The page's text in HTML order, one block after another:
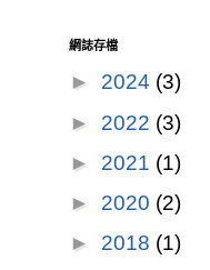
網誌存檔
► 2024 (3)
► 2022 (3)
► 2021 (1)
► 2020 (2)
► 2018 (1)